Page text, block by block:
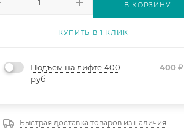
В КОРЗИНУ
КУПИТЬ В 1 КЛИК
Подъем на лифте 400
руб
400₽
Быстрая доставка товаров из наличия